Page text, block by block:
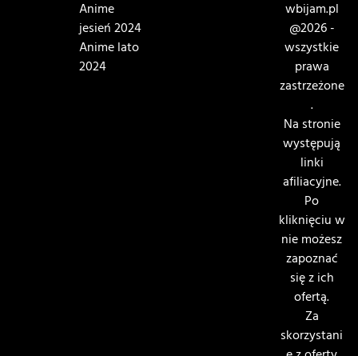
Anime
jesień 2024
Anime lato
2024
wbijam.pl
@2026 -
wszystkie
prawa
zastrzeżone
.
Na stronie
występują
linki
afiliacyjne.
Po
kliknięciu w
nie możesz
zapoznać
się z ich
ofertą.
Za
skorzystani